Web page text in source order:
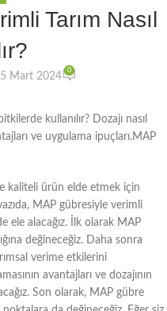
Tarım Nasıl
Mart 2024
0
kullanılır? Dozajı nasıl
ve uygulama ipuçları.MAP
kaliteli ürün elde etmek için
MAP gübresiyle verimli
ele alacağız. İlk olarak MAP
değineceğiz. Daha sonra
verime etkilerini
avantajları ve dozajının
Son olarak, MAP gübre